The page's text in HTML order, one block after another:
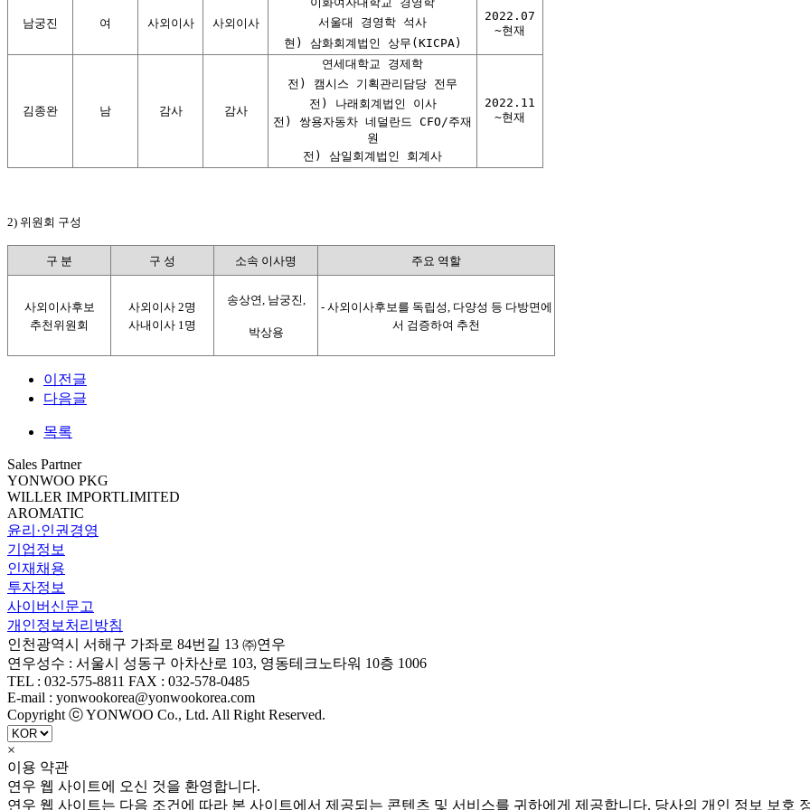
남궁진 여 사외이사 사외이사
2022.07
~현재
서울대 경영학 석사
현) 삼화회계법인 상무(KICPA)
김종완 남 감사 감사
연세대학교 경제학
2022.11
~현재
전) 캠시스 기획관리담당 전무
전) 나래회계법인 이사
전) 쌍용자동차 네덜란드 CFO/주재
원
전) 삼일회계법인 회계사
2) 위원회 구성
구 분 구 성 소속 이사명 주요 역할
사외이사후보
추천위원회
사외이사 2명
사내이사 1명
송상연, 남궁진,
박상용
- 사외이사후보를 독립성, 다양성 등 다방면에
서 검증하여 추천
이전글
다음글
목록
Sales Partner
YONWOO PKG
WILLER IMPORTLIMITED
AROMATIC
윤리·인권경영
기업정보
인재채용
투자정보
사이버신문고
개인정보처리방침
인천광역시 서해구 가좌로 84번길 13 ㈜연우
연우성수 : 서울시 성동구 아차산로 103, 영동테크노타워 10층 1006
TEL : 032-575-8811 FAX : 032-578-0485
E-mail : yonwookorea@yonwookorea.com
Copyright ⓒ YONWOO Co., Ltd. All Right Reserved.
×
이용 약관
연우 웹 사이트에 오신 것을 환영합니다.
연우 웹 사이트는 다음 조건에 따라 본 사이트에서 제공되는 콘텐츠 및 서비스를 귀하에게 제공합니다. 당사의 개인 정보 보호